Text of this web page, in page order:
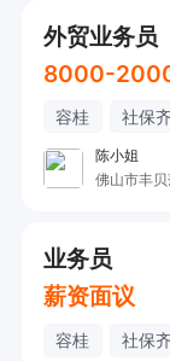
8000-
容桂 社保
陈小姐
佛山市丰
业务员
薪资面议
容桂 社保